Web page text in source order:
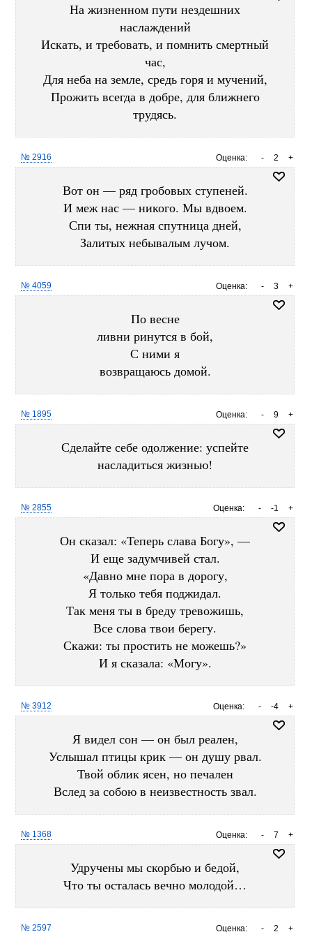
На жизненном пути нездешних
наслаждений
Искать, и требовать, и помнить смертный
час,
Для неба на земле, средь горя и мучений,
Прожить всегда в добре, для ближнего
трудясь.
Оценка: +
2
-
№ 2916
Вот он — ряд гробовых ступеней.
И меж нас — никого. Мы вдвоем.
Спи ты, нежная спутница дней,
Залитых небывалым лучом.
Оценка: +
3
-
№ 4059
По весне
ливни ринутся в бой,
С ними я
возвращаюсь домой.
Оценка: +
9
-
№ 1895
Сделайте себе одолжение: успейте
насладиться жизнью!
Оценка: +
-1
-
№ 2855
Он сказал: «Теперь слава Богу», —
И еще задумчивей стал.
«Давно мне пора в дорогу,
Я только тебя поджидал.
Так меня ты в бреду тревожишь,
Все слова твои берегу.
Скажи: ты простить не можешь?»
И я сказала: «Могу».
Оценка: +
-4
-
№ 3912
Я видел сон — он был реален,
Услышал птицы крик — он душу рвал.
Твой облик ясен, но печален
Вслед за собою в неизвестность звал.
Оценка: +
7
-
№ 1368
Удручены мы скорбью и бедой,
Что ты осталась вечно молодой…
Оценка: +
2
-
№ 2597